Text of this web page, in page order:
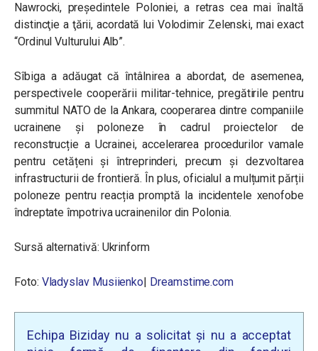
Nawrocki, președintele Poloniei, a retras cea mai înaltă
distincţie a ţării, acordată lui Volodimir Zelenski, mai exact
“Ordinul Vulturului Alb”.
Sîbiga a adăugat că întâlnirea a abordat, de asemenea,
perspectivele cooperării militar-tehnice, pregătirile pentru
summitul NATO de la Ankara, cooperarea dintre companiile
ucrainene și poloneze în cadrul proiectelor de
reconstrucție a Ucrainei, accelerarea procedurilor vamale
pentru cetățeni și întreprinderi, precum și dezvoltarea
infrastructurii de frontieră. În plus, oficialul a mulțumit părții
poloneze pentru reacția promptă la incidentele xenofobe
îndreptate împotriva ucrainenilor din Polonia.
Sursă alternativă: Ukrinform
Foto: Vladyslav Musiienko| Dreamstime.com
Echipa Biziday nu a solicitat și nu a acceptat